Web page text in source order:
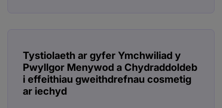
Tystiolaeth ar gyfer Ymchwiliad y
Pwyllgor Menywod a Chydraddoldeb
i effeithiau gweithdrefnau cosmetig
ar iechyd